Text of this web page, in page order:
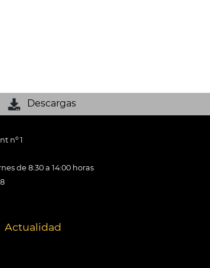
Descargas
nº 1
de 8:30 a 14:00 horas
Actualidad